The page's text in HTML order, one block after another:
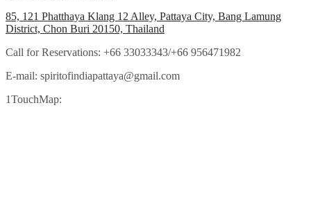
85, 121 Phatthaya Klang 12 Alley, Pattaya City, Bang Lamung
District, Chon Buri 20150, Thailand
Call for Reservations: +66 33033343/+66 956471982
E-mail: spiritofindiapattaya@gmail.com
1TouchMap: